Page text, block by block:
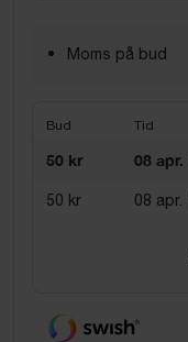
Moms på bud
Bud Tid
50 kr 08 apr.
50 kr 08 apr.